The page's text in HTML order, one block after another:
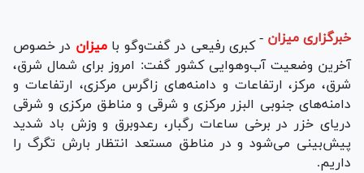
خبرگزاری میزان - کبری رفیعی در گفت‌وگو با میزان در خصوص
آخرین وضعیت آب‌وهوایی کشور گفت: امروز برای شمال شرق،
شرق، مرکز، ارتفاعات و دامنه‌های زاگرس مرکزی، ارتفاعات و
دامنه‌های جنوبی البزر مرکزی و شرقی و مناطق مرکزی و شرقی
دریای خزر در برخی ساعات رگبار، رعدوبرق و وزش باد شدید
پیش‌بینی می‌شود و در مناطق مستعد انتظار بارش تگرگ را
داریم.